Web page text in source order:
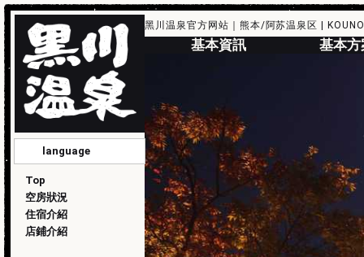
language
Top
空房狀況
住宿介紹
店鋪介紹
黑川温泉官方网站｜熊本/阿苏温泉区 |
基本資訊 基本方